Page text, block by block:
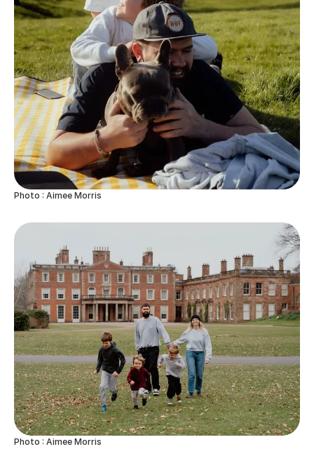
Photo : Aimee Morris
Photo : Aimee Morris